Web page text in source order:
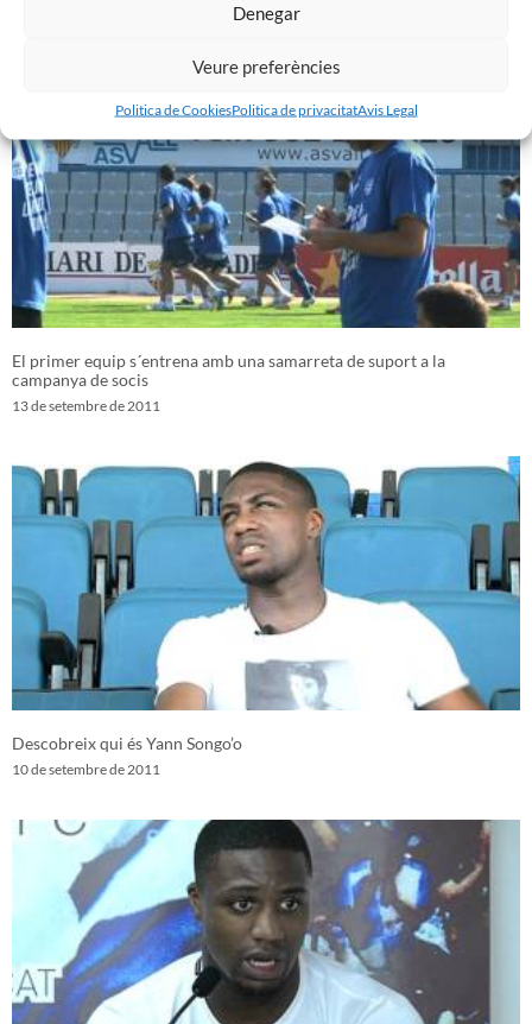
Denegar
Veure preferències
Politica de CookiesPolitica de privacitatAvis Legal
El primer equip s´entrena amb una samarreta de suport a la
campanya de socis
13 de setembre de 2011
Descobreix qui és Yann Songo’o
10 de setembre de 2011